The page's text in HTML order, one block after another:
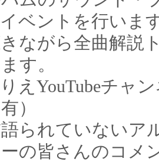
ベントを行いま
ながら全曲解説
す。
えYouTubeチャ
）
られていないア
の皆さんのコメ